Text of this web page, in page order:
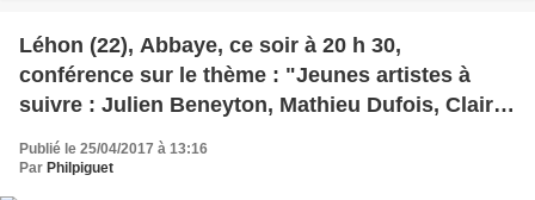
Léhon (22), Abbaye, ce soir à 20 h 30,
conférence sur le thème : "Jeunes artistes à
suivre : Julien Beneyton, Mathieu Dufois, Claire
Tabouret, "
Publié le 25/04/2017 à 13:16
Par Philpiguet